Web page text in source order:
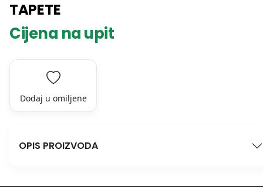
TAPETE
Cijena na upit
Dodaj u omiljene
OPIS PROIZVODA